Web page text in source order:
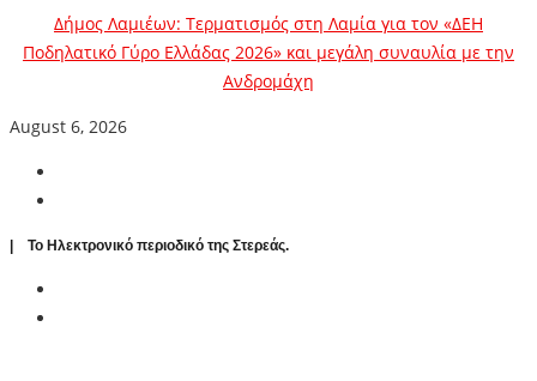
Δήμος Λαμιέων: Τερματισμός στη Λαμία για τον «ΔΕΗ
Ποδηλατικό Γύρο Ελλάδας 2026» και μεγάλη συναυλία με την
Ανδρομάχη
August 6, 2026
| To Ηλεκτρονικό περιοδικό της Στερεάς.